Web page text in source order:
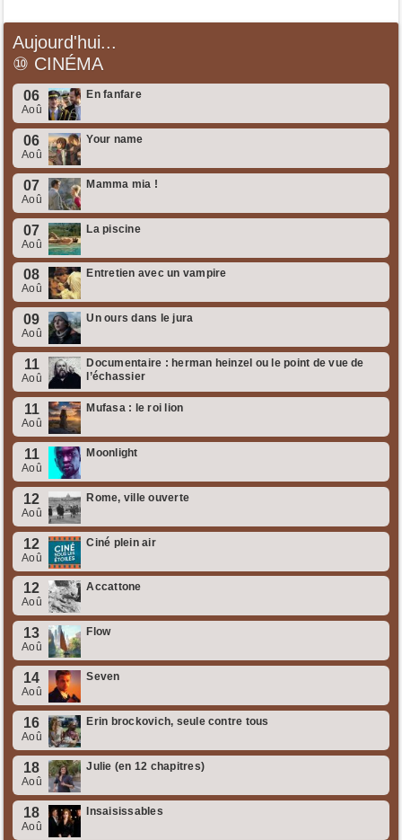
Aujourd'hui...
⑩ CINÉMA
06
Aoû
En fanfare
06
Aoû
Your name
07
Aoû
Mamma mia !
07
Aoû
La piscine
08
Aoû
Entretien avec un vampire
09
Aoû
Un ours dans le jura
11
Aoû
Documentaire : herman heinzel ou le point de vue de
l’échassier
11
Aoû
Mufasa : le roi lion
11
Aoû
Moonlight
12
Aoû
Rome, ville ouverte
12
Aoû
Ciné plein air
12
Aoû
Accattone
13
Aoû
Flow
14
Aoû
Seven
16
Aoû
Erin brockovich, seule contre tous
18
Aoû
Julie (en 12 chapitres)
18
Aoû
Insaisissables